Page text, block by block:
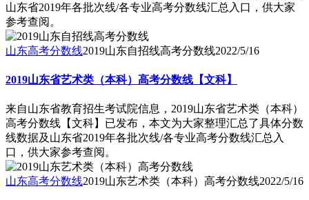
山东省2019年各批次线/各专业高考分数线汇总入口，供大家
参考查阅。
山东高考分数线2019山东自招线高考分数线2022/5/16
2019山东省艺术类（本科）高考分数线【文科】
来自山东省教育招生考试院信息，2019山东省艺术类（本科）
高考分数线【文科】已发布，本文为大家整理汇总了具体分数
线数据及山东省2019年各批次线/各专业高考分数线汇总入
口，供大家参考查阅。
山东高考分数线2019山东艺术类（本科）高考分数线2022/5/16